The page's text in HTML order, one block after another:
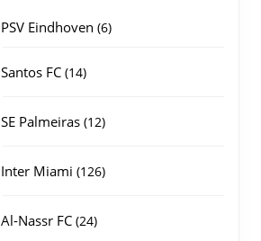
producten
PSV Eindhoven 66
Santos FC 1414
SE Palmeiras 1212
Inter Miami 126126
Al-Nassr FC 2424